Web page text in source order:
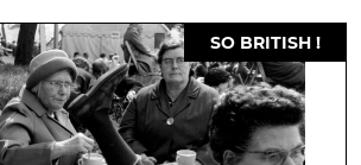
SO BRITISH !